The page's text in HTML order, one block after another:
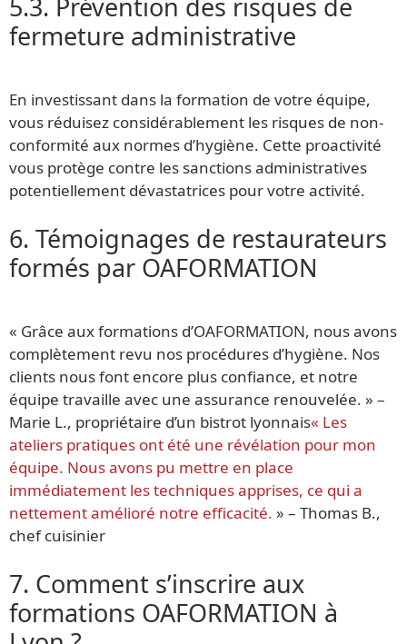
5.3. Prévention des risques de
fermeture administrative
En investissant dans la formation de votre équipe,
vous réduisez considérablement les risques de non-
conformité aux normes d’hygiène. Cette proactivité
vous protège contre les sanctions administratives
potentiellement dévastatrices pour votre activité.
6. Témoignages de restaurateurs
formés par OAFORMATION
« Grâce aux formations d’OAFORMATION, nous avons
complètement revu nos procédures d’hygiène. Nos
clients nous font encore plus confiance, et notre
équipe travaille avec une assurance renouvelée. » –
Marie L., propriétaire d’un bistrot lyonnais« Les
ateliers pratiques ont été une révélation pour mon
équipe. Nous avons pu mettre en place
immédiatement les techniques apprises, ce qui a
nettement amélioré notre efficacité. » – Thomas B.,
chef cuisinier
7. Comment s’inscrire aux
formations OAFORMATION à